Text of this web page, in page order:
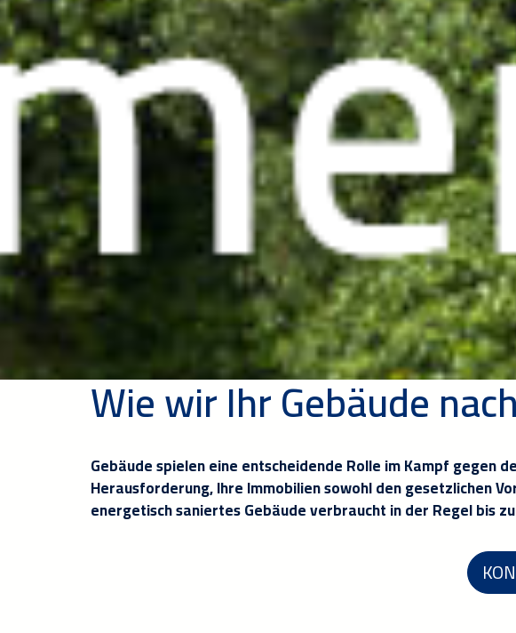
Wie wir Ihr Gebäude
Gebäude spielen eine entscheidende Rolle im Kampf gegen
Herausforderung, Ihre Immobilien sowohl den gesetzlichen
energetisch saniertes Gebäude verbraucht in der Regel bis